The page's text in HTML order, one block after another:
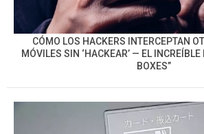
CÓMO LOS HACKERS INTERCEPTAN
MÓVILES SIN ‘HACKEAR’ — EL INCREÍBLE
BOXES”